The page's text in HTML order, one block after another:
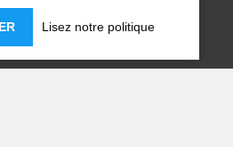
Lisez notre politique
du concert